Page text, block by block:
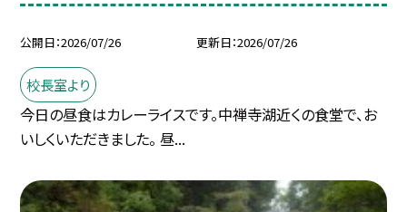
公開日 2026/07/26 更新日 2026/07/26
校長室より
今日の昼食はカレーライスです。中禅寺湖近くの食堂で、お
いしくいただきました。 昼...